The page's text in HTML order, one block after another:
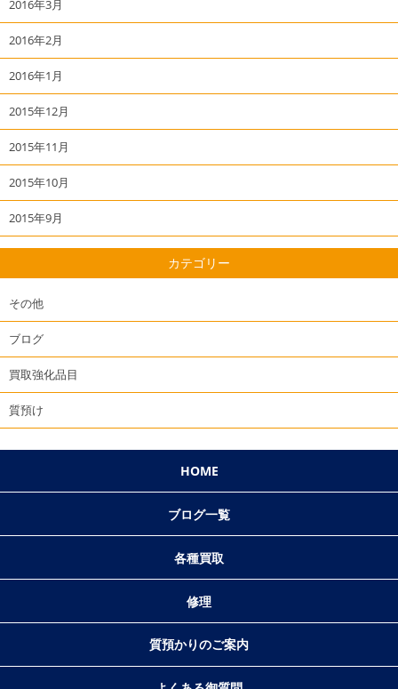
2016年3月
2016年2月
2016年1月
2015年12月
2015年11月
2015年10月
2015年9月
カテゴリー
その他
ブログ
買取強化品目
質預け
HOME
ブログ一覧
各種買取
修理
質預かりのご案内